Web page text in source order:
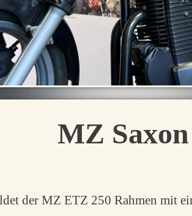
MZ
der MZ ETZ 250 Rahmen mit